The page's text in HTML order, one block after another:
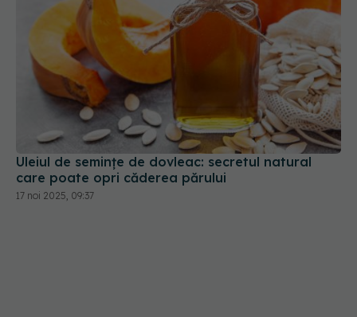
Uleiul de semințe de dovleac: secretul natural
care poate opri căderea părului
17 noi 2025, 09:37